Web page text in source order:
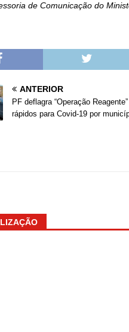
de Comunicação do
ANTERIOR
PF deflagra “Operação
rápidos para Covid-19 por